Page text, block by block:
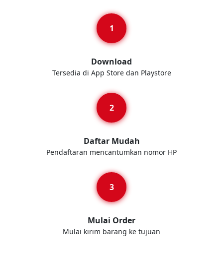
Download
Tersedia di App Store dan Playstore
Daftar Mudah
Pendaftaran mencantumkan nomor HP
Mulai Order
Mulai kirim barang ke tujuan